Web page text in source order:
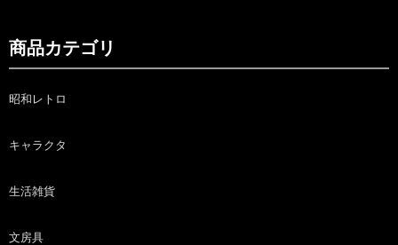
商品カテゴリ
昭和レトロ
キャラクタ
生活雑貨
文房具